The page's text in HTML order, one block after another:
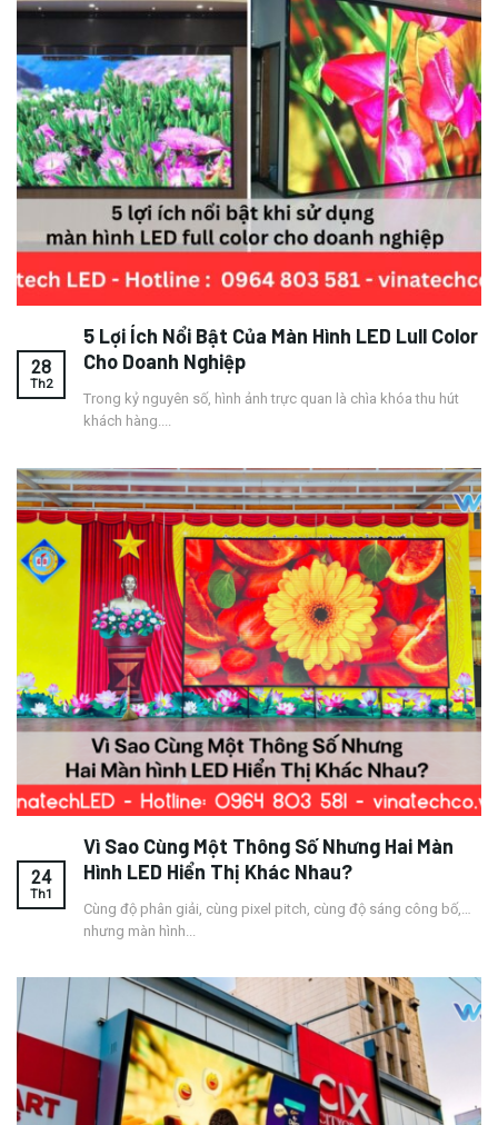
5 Lợi Ích Nổi Bật Của Màn Hình LED Lull Color
Cho Doanh Nghiệp
Trong kỷ nguyên số, hình ảnh trực quan là chìa khóa thu hút
khách hàng....
28
Th2
Vì Sao Cùng Một Thông Số Nhưng Hai Màn
Hình LED Hiển Thị Khác Nhau?
Cùng độ phân giải, cùng pixel pitch, cùng độ sáng công bố,…
nhưng màn hình...
24
Th1